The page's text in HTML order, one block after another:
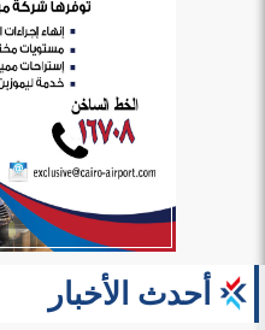
أحدث الأخبار